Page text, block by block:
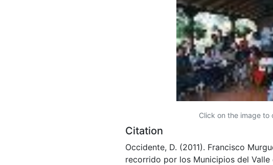
Click on the image to
Citation
Occidente, D. (2011). Francisco
recorrido por los Municipios del Valle